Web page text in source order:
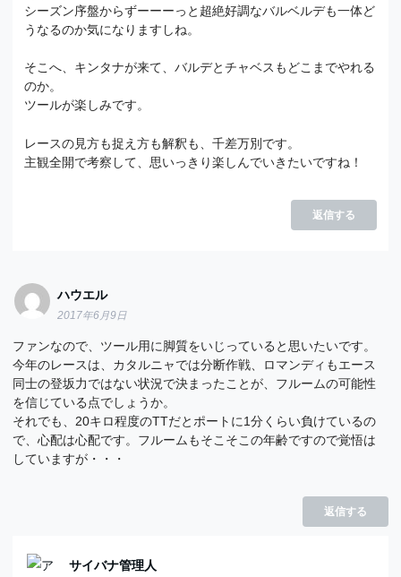
シーズン序盤からずーーーっと超絶好調なバルベルデも一体ど
うなるのか気になりますしね。
そこへ、キンタナが来て、バルデとチャベスもどこまでやれる
のか。
ツールが楽しみです。
レースの見方も捉え方も解釈も、千差万別です。
主観全開で考察して、思いっきり楽しんでいきたいですね！
返信する
ハウエル
2017年6月9日
ファンなので、ツール用に脚質をいじっていると思いたいです。
今年のレースは、カタルニャでは分断作戦、ロマンディもエース
同士の登坂力ではない状況で決まったことが、フルームの可能性
を信じている点でしょうか。
それでも、20キロ程度のTTだとポートに1分くらい負けているの
で、心配は心配です。フルームもそこそこの年齢ですので覚悟は
していますが・・・
返信する
サイバナ管理人